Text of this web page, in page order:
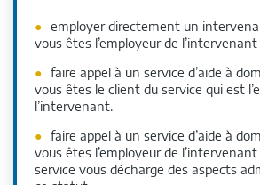
employer directement un
vous êtes l’employeur de
faire appel à un service d’aide à
vous êtes le client du service qui est
l’intervenant.
faire appel à un service d’aide à
vous êtes l’employeur de
service vous décharge des aspects